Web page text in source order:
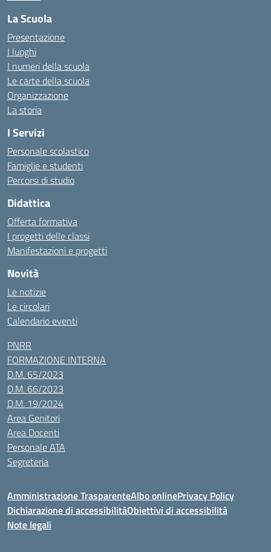
La Scuola
Presentazione
I luoghi
I numeri della scuola
Le carte della scuola
Organizzazione
La storia
I Servizi
Personale scolastico
Famiglie e studenti
Percorsi di studio
Didattica
Offerta formativa
I progetti delle classi
Manifestazioni e progetti
Novità
Le notizie
Le circolari
Calendario eventi
PNRR
FORMAZIONE INTERNA
D.M. 65/2023
D.M. 66/2023
D.M. 19/2024
Area Genitori
Area Docenti
Personale ATA
Segreteria
Amministrazione TrasparenteAlbo onlinePrivacy Policy
Dichiarazione di accessibilitàObiettivi di accessibilità
Note legali